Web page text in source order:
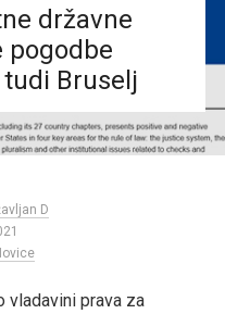
državne
pogodbe
Bruselj
D
vladavini prava za